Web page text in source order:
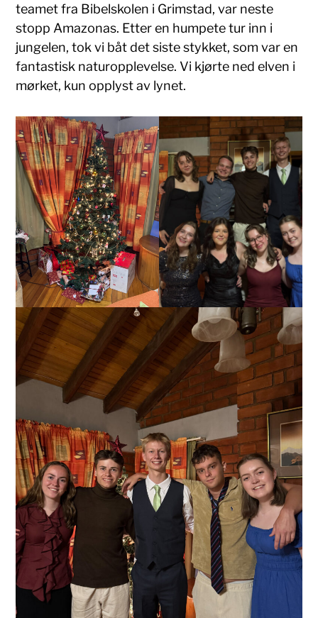
teamet fra Bibelskolen i Grimstad, var neste
stopp Amazonas. Etter en humpete tur inn i
jungelen, tok vi båt det siste stykket, som var en
fantastisk naturopplevelse. Vi kjørte ned elven i
mørket, kun opplyst av lynet.